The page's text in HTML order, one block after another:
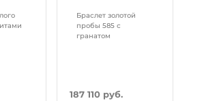
Браслет золотой
пробы 585 с
гранатом
187 110 руб.